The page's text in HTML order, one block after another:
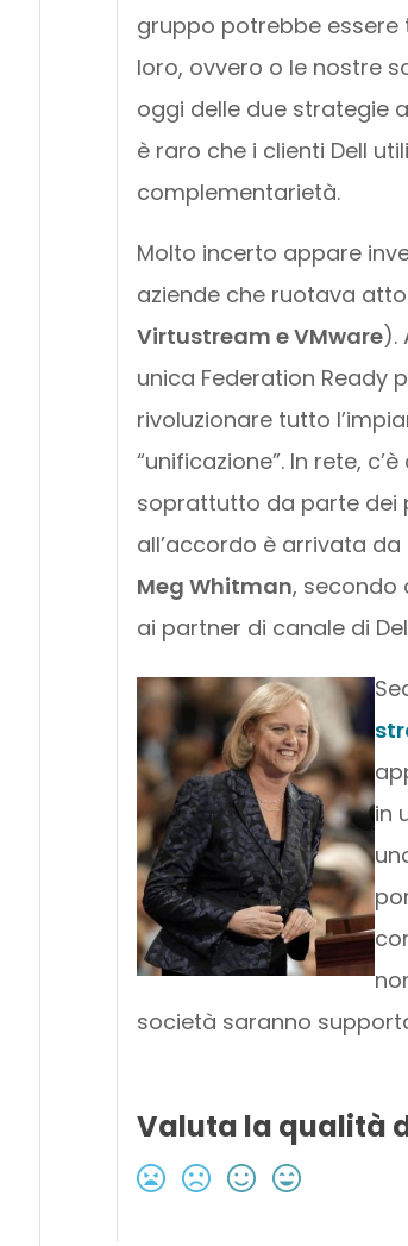
gruppo potrebbe essere
loro, ovvero o le nostre
oggi delle due strategie
è raro che i clienti Dell
complementarietà.
Molto incerto appare
aziende che ruotava
Virtustream e VMware).
unica Federation Ready
rivoluzionare tutto
“unificazione”. In rete,
soprattutto da parte dei
all’accordo è arrivata
Meg Whitman, secondo
ai partner di canale di
in
società saranno
Valuta la qualità